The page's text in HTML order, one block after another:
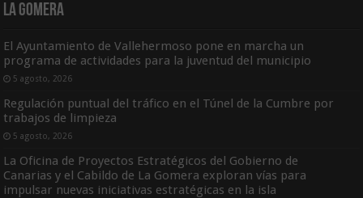
La Gomera
El Ayuntamiento de Vallehermoso pone en marcha un
programa de actividades para la juventud del municipio
5 agosto, 2026
Regulación puntual del tráfico en el Túnel de la Cumbre por
trabajos de limpieza
5 agosto, 2026
La Oficina de Proyectos Estratégicos del Gobierno de
Canarias y el Cabildo de La Gomera exploran vías para
impulsar nuevas iniciativas estratégicas en la isla